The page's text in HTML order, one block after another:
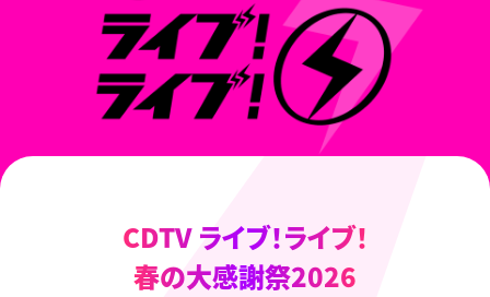
CDTV ライブ！ライブ！
春の大感謝祭2026